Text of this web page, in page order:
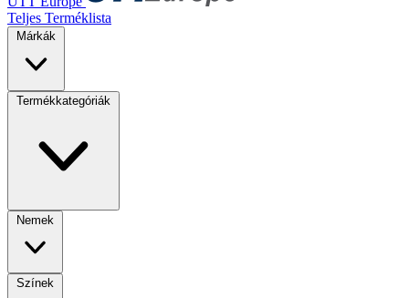
Teljes Terméklista
Márkák
Termékkategóriák
Nemek
Színek